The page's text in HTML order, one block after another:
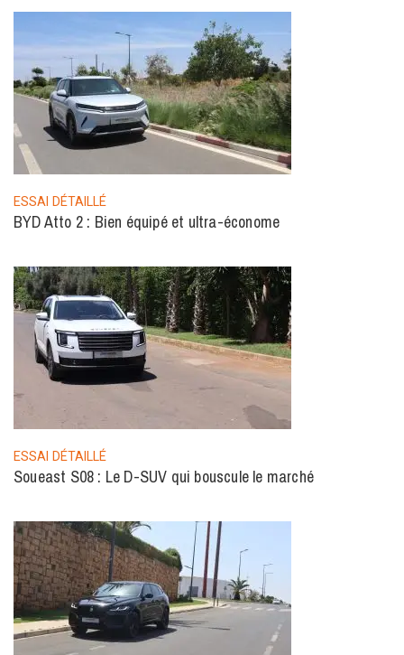
ESSAI DÉTAILLÉ
BYD Atto 2 : Bien équipé et ultra-économe
ESSAI DÉTAILLÉ
Soueast S08 : Le D-SUV qui bouscule le marché